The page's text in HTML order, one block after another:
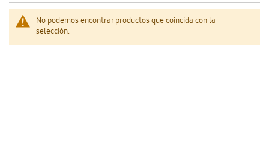
No podemos encontrar productos que coincida con la
selección.